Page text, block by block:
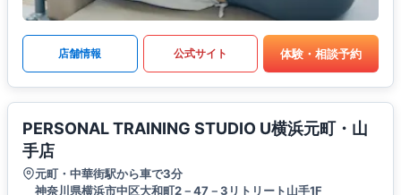
店舗情報 公式サイト 体験・相談予約
PERSONAL TRAINING STUDIO U横浜元町・山
手店
元町・中華街駅から車で3分
神奈川県横浜市中区大和町2－47－3リトリート山手1F